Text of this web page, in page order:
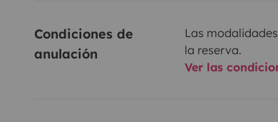
Condiciones de
anulación
Las
la reserva.
Ver las